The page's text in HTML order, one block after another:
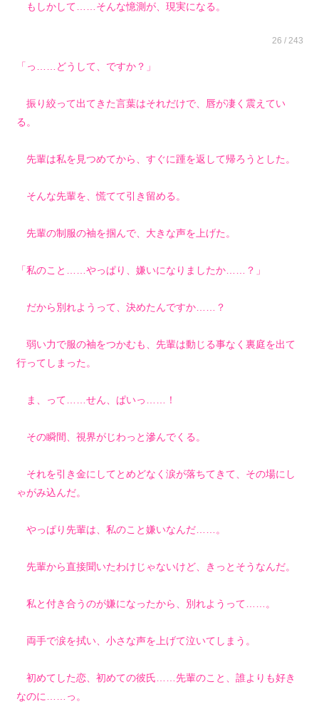
もしかして……そんな憶測が、現実になる。
26 / 243
「っ……どうして、ですか？」
振り絞って出てきた言葉はそれだけで、唇が凄く震えてい
る。
先輩は私を見つめてから、すぐに踵を返して帰ろうとした。
そんな先輩を、慌てて引き留める。
先輩の制服の袖を掴んで、大きな声を上げた。
「私のこと……やっぱり、嫌いになりましたか……？」
だから別れようって、決めたんですか……？
弱い力で服の袖をつかむも、先輩は動じる事なく裏庭を出て
行ってしまった。
ま、って……せん、ぱいっ……！
その瞬間、視界がじわっと滲んでくる。
それを引き金にしてとめどなく涙が落ちてきて、その場にし
ゃがみ込んだ。
やっぱり先輩は、私のこと嫌いなんだ……。
先輩から直接聞いたわけじゃないけど、きっとそうなんだ。
私と付き合うのが嫌になったから、別れようって……。
両手で涙を拭い、小さな声を上げて泣いてしまう。
初めてした恋、初めての彼氏……先輩のこと、誰よりも好き
なのに……っ。